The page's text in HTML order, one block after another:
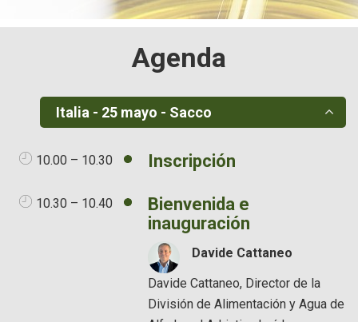
Agenda
Italia - 25 mayo - Sacco
10.00 – 10.30 Inscripción
10.30 – 10.40
Bienvenida e
inauguración
Davide Cattaneo
Davide Cattaneo, Director de la
División de Alimentación y Agua de